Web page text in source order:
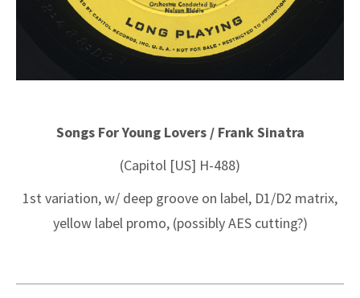
Songs For Young Lovers / Frank Sinatra
(Capitol [US] H-488)
1st variation, w/ deep groove on label, D1/D2 matrix,
yellow label promo, (possibly AES cutting?)